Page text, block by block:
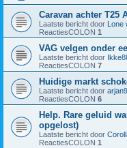
Caravan achter T25
Laatste bericht door Lone
ReactiesCOLON 1
VAG velgen onder
Laatste bericht door
ReactiesCOLON 7
Huidige markt
Laatste bericht door
ReactiesCOLON 6
Help. Rare geluid
opgelost)
Laatste bericht door
ReactiesCOLON 1